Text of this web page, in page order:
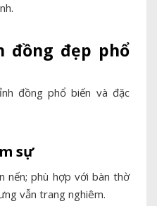
đồng đẹp phổ
đồng phổ biến và đặc
sự
nến; phù hợp với bàn thờ
vẫn trang nghiêm.